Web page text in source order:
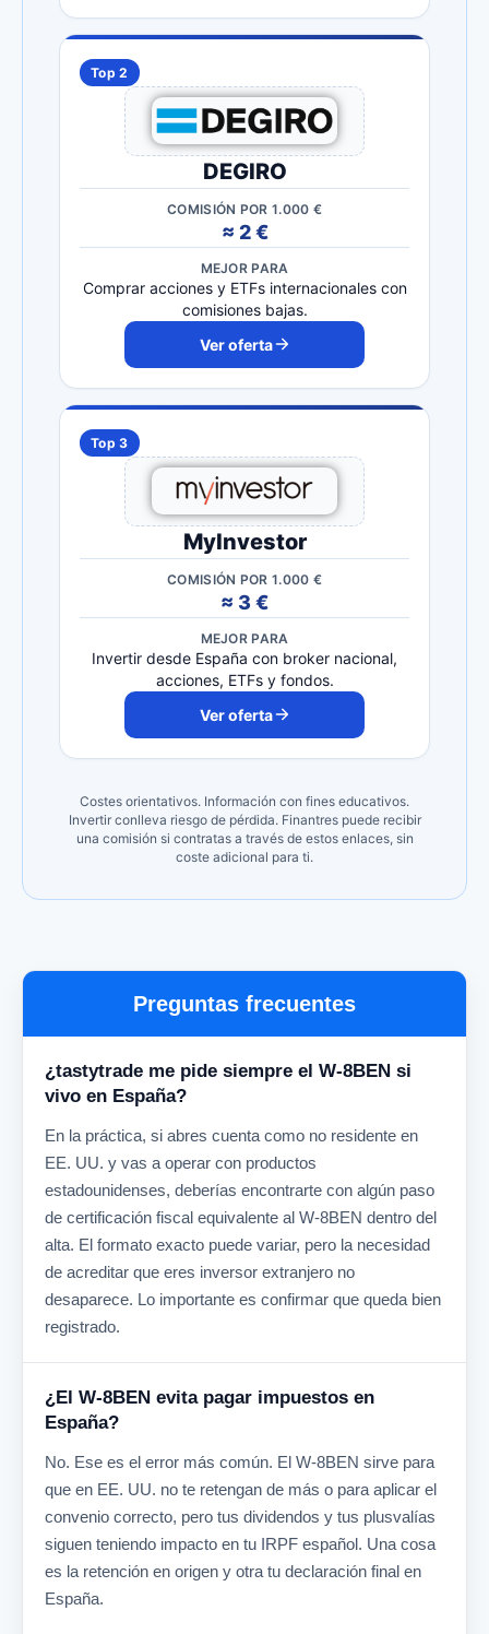
Top 2
DEGIRO
COMISIÓN POR 1.000 €
≈ 2 €
MEJOR PARA
Comprar acciones y ETFs internacionales con
comisiones bajas.
Ver oferta
Top 3
MyInvestor
COMISIÓN POR 1.000 €
≈ 3 €
MEJOR PARA
Invertir desde España con broker nacional,
acciones, ETFs y fondos.
Ver oferta
Costes orientativos. Información con fines educativos.
Invertir conlleva riesgo de pérdida. Finantres puede recibir
una comisión si contratas a través de estos enlaces, sin
coste adicional para ti.
Preguntas frecuentes
¿tastytrade me pide siempre el W-8BEN si
vivo en España?
En la práctica, si abres cuenta como no residente en
EE. UU. y vas a operar con productos
estadounidenses, deberías encontrarte con algún paso
de certificación fiscal equivalente al W-8BEN dentro del
alta. El formato exacto puede variar, pero la necesidad
de acreditar que eres inversor extranjero no
desaparece. Lo importante es confirmar que queda bien
registrado.
¿El W-8BEN evita pagar impuestos en
España?
No. Ese es el error más común. El W-8BEN sirve para
que en EE. UU. no te retengan de más o para aplicar el
convenio correcto, pero tus dividendos y tus plusvalías
siguen teniendo impacto en tu IRPF español. Una cosa
es la retención en origen y otra tu declaración final en
España.